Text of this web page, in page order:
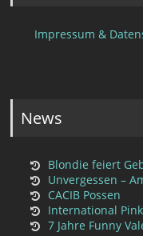
Impressum &
News
Blondie feiert
Unvergessen –
CACIB Possen
International
7 Jahre Funny